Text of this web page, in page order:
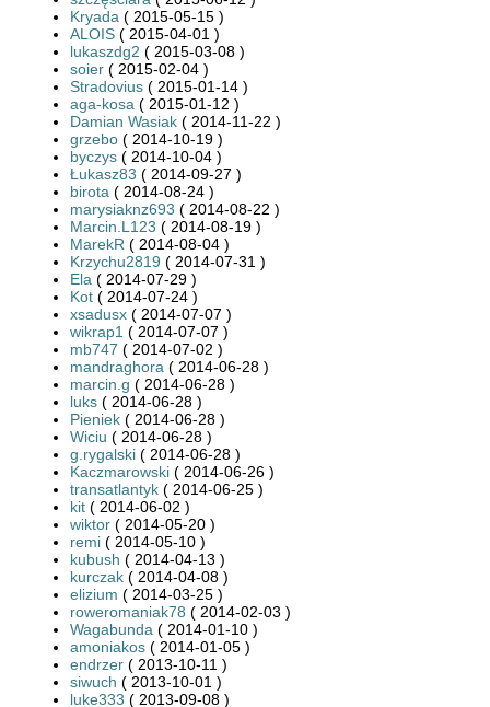
Kryada ( 2015-05-15 )
ALOIS ( 2015-04-01 )
lukaszdg2 ( 2015-03-08 )
soier ( 2015-02-04 )
Stradovius ( 2015-01-14 )
aga-kosa ( 2015-01-12 )
Damian Wasiak ( 2014-11-22 )
grzebo ( 2014-10-19 )
byczys ( 2014-10-04 )
Łukasz83 ( 2014-09-27 )
birota ( 2014-08-24 )
marysiaknz693 ( 2014-08-22 )
Marcin.L123 ( 2014-08-19 )
MarekR ( 2014-08-04 )
Krzychu2819 ( 2014-07-31 )
Ela ( 2014-07-29 )
Kot ( 2014-07-24 )
xsadusx ( 2014-07-07 )
wikrap1 ( 2014-07-07 )
mb747 ( 2014-07-02 )
mandraghora ( 2014-06-28 )
marcin.g ( 2014-06-28 )
luks ( 2014-06-28 )
Pieniek ( 2014-06-28 )
Wiciu ( 2014-06-28 )
g.rygalski ( 2014-06-28 )
Kaczmarowski ( 2014-06-26 )
transatlantyk ( 2014-06-25 )
kit ( 2014-06-02 )
wiktor ( 2014-05-20 )
remi ( 2014-05-10 )
kubush ( 2014-04-13 )
kurczak ( 2014-04-08 )
elizium ( 2014-03-25 )
roweromaniak78 ( 2014-02-03 )
Wagabunda ( 2014-01-10 )
amoniakos ( 2014-01-05 )
endrzer ( 2013-10-11 )
siwuch ( 2013-10-01 )
luke333 ( 2013-09-08 )